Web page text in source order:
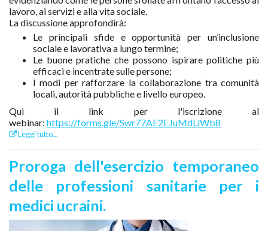
lavoro, ai servizi e alla vita sociale.
La discussione approfondirà:
Le principali sfide e opportunità per un’inclusione
sociale e lavorativa a lungo termine;
Le buone pratiche che possono ispirare politiche più
efficaci e incentrate sulle persone;
I modi per rafforzare la collaborazione tra comunità
locali, autorità pubbliche e livello europeo.
Qui il link per l'iscrizione al
webinar: https://forms.gle/Swr77AE2EJuMdUWb8
Leggi tutto...
Proroga dell'esercizio temporaneo
delle professioni sanitarie per i
medici ucraini.